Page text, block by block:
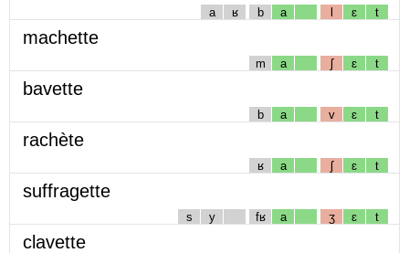
a ʁ b a l ɛ t
machette
m a ʃ ɛ t
bavette
b a v ɛ t
rachète
ʁ a ʃ ɛ t
suffragette
s y fʁ a ʒ ɛ t
clavette